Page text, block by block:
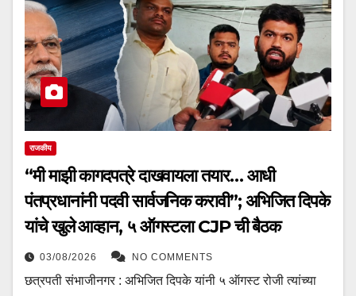
राजकीय
“मी माझी कागदपत्रे दाखवायला तयार… आधी
पंतप्रधानांनी पदवी सार्वजनिक करावी”; अभिजित दिपके
यांचे खुले आव्हान, ५ ऑगस्टला CJP ची बैठक
03/08/2026 NO COMMENTS
छत्रपती संभाजीनगर : अभिजित दिपके यांनी ५ ऑगस्ट रोजी त्यांच्या